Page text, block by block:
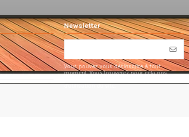
Newsletter
Vous pouvez vous désinscrire à tout
moment. Vous trouverez pour cela nos
d'utilisation du site.